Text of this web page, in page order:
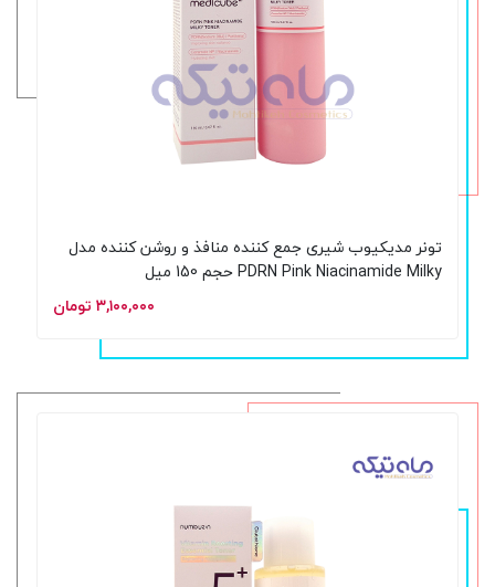
تونر مدیکیوب شیری جمع کننده منافذ و روشن کننده مدل
PDRN Pink Niacinamide Milky حجم 150 میل
۳,۱۰۰,۰۰۰ تومان